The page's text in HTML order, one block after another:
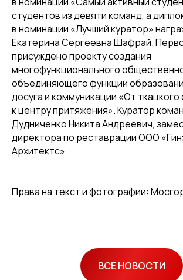
студентов из девяти команд, а
в номинации «Лучший куратор»
Екатерина Сергеевна Шафрай.
присуждено проекту создания
многофункционального
объединяющего функции
досуга и коммуникации «От ткацкого
к центру притяжения». Куратор
Дудниченко Никита Андреевич,
директора по реставрации ООО
Архитектс»
Права на текст и фотографии:
ВСЕ НОВОСТИ